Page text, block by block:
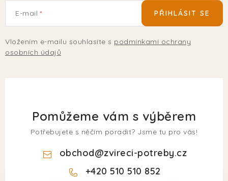
E-mail
Vložením e-mailu souhlasíte s podmínkami ochrany
osobních údajů
PŘIHLÁSIT SE
Pomůžeme vám s výběrem
Potřebujete s něčím poradit? Jsme tu pro vás!
obchod@zvireci-potreby.cz
+420 510 510 852